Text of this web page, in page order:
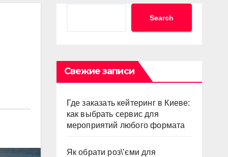
Search
Свежие записи
Где заказать кейтеринг в Киеве:
как выбрать сервис для
мероприятий любого формата
Як обрати роз\’єми для